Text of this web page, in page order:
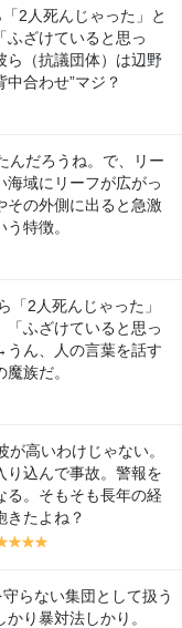
2人死んじゃった」と
ふざけていると思っ
ら（抗議団体）は辺野
合わせ”マジ？
んだろうね。で、リー
海域にリーフが広がっ
その外側に出ると急激
特徴。
「2人死んじゃった」
「ふざけていると思っ
ん、人の言葉を話す
族だ。
高いわけじゃない。
り込んで事故。警報を
る。そもそも長年の経
きたよね？
y y
lo
w
y
lo
w
lo
w
らない集団として扱う
り暴対法しかり。